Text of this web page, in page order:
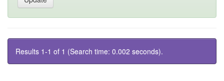
Results 1-1 of 1 (Search time: 0.002 seconds).